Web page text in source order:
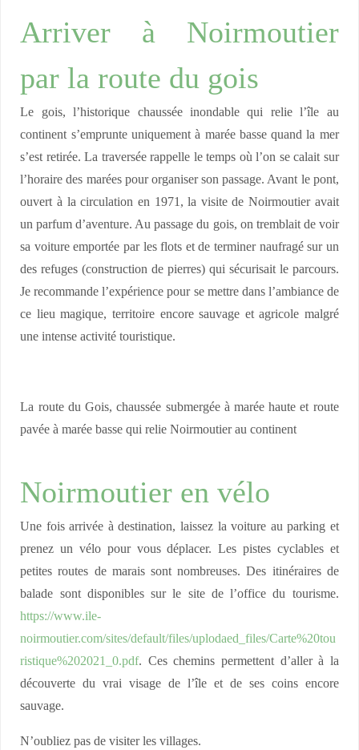
Arriver à Noirmoutier
par la route du gois
Le gois, l’historique chaussée inondable qui relie l’île au
continent s’emprunte uniquement à marée basse quand la mer
s’est retirée. La traversée rappelle le temps où l’on se calait sur
l’horaire des marées pour organiser son passage. Avant le pont,
ouvert à la circulation en 1971, la visite de Noirmoutier avait
un parfum d’aventure. Au passage du gois, on tremblait de voir
sa voiture emportée par les flots et de terminer naufragé sur un
des refuges (construction de pierres) qui sécurisait le parcours.
Je recommande l’expérience pour se mettre dans l’ambiance de
ce lieu magique, territoire encore sauvage et agricole malgré
une intense activité touristique.
La route du Gois, chaussée submergée à marée haute et route
pavée à marée basse qui relie Noirmoutier au continent
Noirmoutier en vélo
Une fois arrivée à destination, laissez la voiture au parking et
prenez un vélo pour vous déplacer. Les pistes cyclables et
petites routes de marais sont nombreuses. Des itinéraires de
balade sont disponibles sur le site de l’office du tourisme.
https://www.ile-
noirmoutier.com/sites/default/files/uplodaed_files/Carte%20tou
ristique%202021_0.pdf. Ces chemins permettent d’aller à la
découverte du vrai visage de l’île et de ses coins encore
sauvage.
N’oubliez pas de visiter les villages.